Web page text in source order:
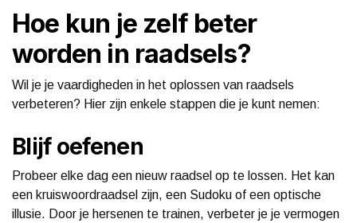
Hoe kun je zelf beter
worden in raadsels?
Wil je je vaardigheden in het oplossen van raadsels
verbeteren? Hier zijn enkele stappen die je kunt nemen:
Blijf oefenen
Probeer elke dag een nieuw raadsel op te lossen. Het kan
een kruiswoordraadsel zijn, een Sudoku of een optische
illusie. Door je hersenen te trainen, verbeter je je vermogen